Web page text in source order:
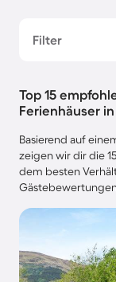
Filter
Top 15
Ferienhäuser
Basierend auf
zeigen wir dir die
dem besten